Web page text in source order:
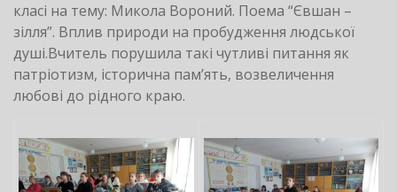
класі на тему: Микола Вороний. Поема “Євшан –
зілля”. Вплив природи на пробудження людської
душі.Вчитель порушила такі чутливі питання як
патріотизм, історична пам’ять, возвеличення
любові до рідного краю.